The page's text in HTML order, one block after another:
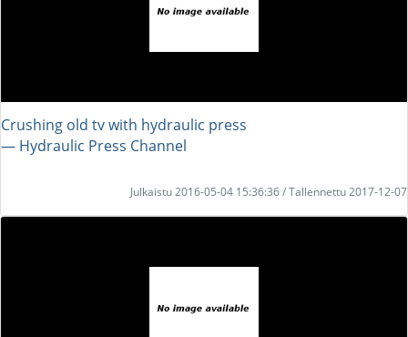
Crushing old tv with hydraulic press
― Hydraulic Press Channel
Julkaistu 2016-05-04 15:36:36 / Tallennettu 2017-12-07